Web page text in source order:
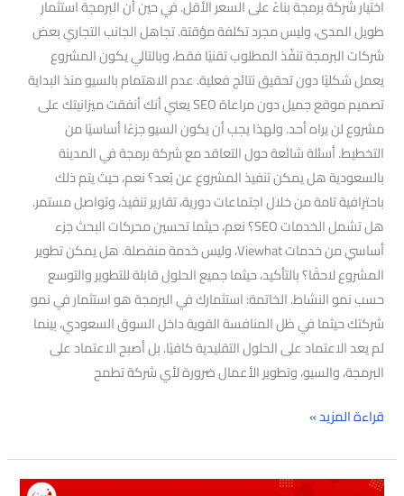
اختيار شركة برمجة بناءً على السعر الأقل. في حين أن البرمجة استثمار
طويل المدى، وليس مجرد تكلفة مؤقتة. تجاهل الجانب التجاري بعض
شركات البرمجة تنفّذ المطلوب تقنيًا فقط، وبالتالي يكون المشروع
يعمل شكليًا دون تحقيق نتائج فعلية. عدم الاهتمام بالسيو منذ البداية
تصميم موقع جميل دون مراعاة SEO يعني أنك أنفقت ميزانيتك على
مشروع لن يراه أحد. ولهذا يجب أن يكون السيو جزءًا أساسيًا من
التخطيط. أسئلة شائعة حول التعاقد مع شركة برمجة في المدينة
بالسعودية هل يمكن تنفيذ المشروع عن بُعد؟ نعم، حيث يتم ذلك
باحترافية تامة من خلال اجتماعات دورية، تقارير تنفيذ، وتواصل مستمر.
هل تشمل الخدمات SEO؟ نعم، حيثما تحسين محركات البحث جزء
أساسي من خدمات Viewhat، وليس خدمة منفصلة. هل يمكن تطوير
المشروع لاحقًا؟ بالتأكيد، حيثما جميع الحلول قابلة للتطوير والتوسع
حسب نمو النشاط. الخاتمة: استثمارك في البرمجة هو استثمار في نمو
شركتك حيثما في ظل المنافسة القوية داخل السوق السعودي، بينما
لم يعد الاعتماد على الحلول التقليدية كافيًا. بل أصبح الاعتماد على
البرمجة، والسيو، وتطوير الأعمال ضرورة لأي شركة تطمح
قراءة المزيد »
شركة